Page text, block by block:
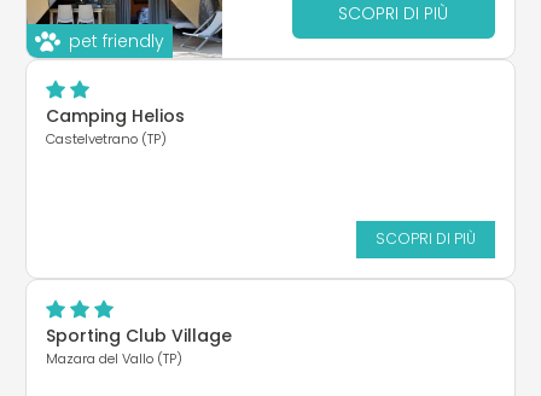
pet friendly
SCOPRI DI PIÙ
Camping Helios
Castelvetrano (TP)
SCOPRI DI PIÙ
Sporting Club Village
Mazara del Vallo (TP)